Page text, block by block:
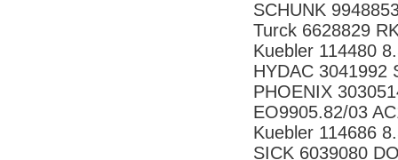
SCHUNK
Turck 6628829
Kuebler 114480
HYDAC 3041992
PHOENIX
EO9905.82/03
Kuebler 114686
SICK 6039080